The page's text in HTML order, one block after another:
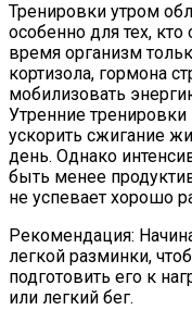
Тренировки утром
особенно для тех,
время организм
кортизола, гормона
мобилизовать
Утренние
ускорить сжигание
день. Однако
быть менее
не успевает хорошо
Рекомендация:
легкой разминки,
подготовить его к
или легкий бег.